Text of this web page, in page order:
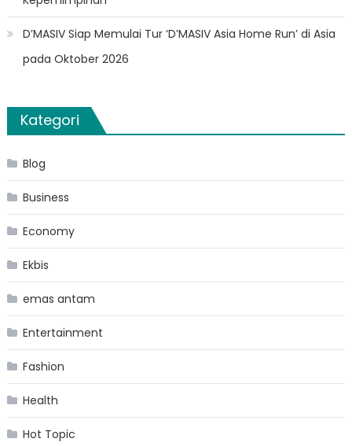
D’MASIV Siap Memulai Tur ‘D’MASIV Asia Home Run’ di Asia
pada Oktober 2026
Kategori
Blog
Business
Economy
Ekbis
emas antam
Entertainment
Fashion
Health
Hot Topic